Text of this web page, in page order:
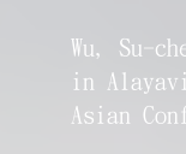
Wu, Su-
in
Asian